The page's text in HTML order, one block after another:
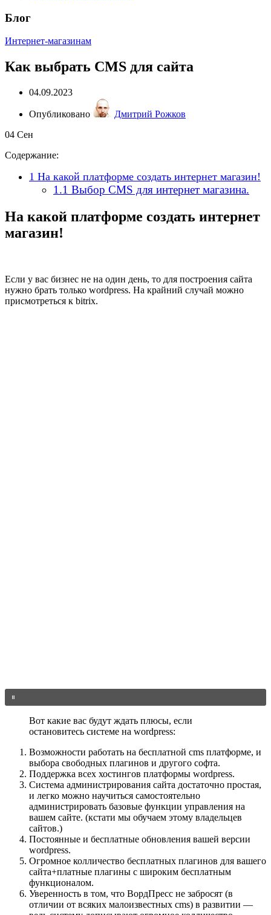
Блог
Интернет-магазинам
Как выбрать CMS для сайта
04.09.2023
Опубликовано
Дмитрий Рожков
04 Сен
Содержание:
1 На какой платформе создать интернет магазин!
1.1 Выбор CMS для интернет магазина.
На какой платформе создать интернет
магазин!
Если у вас бизнес не на один день, то для построения сайта
нужно брать только wordpress. На крайний случай можно
присмотреться к bitrix.
Вот какие вас будут ждать плюсы, если
остановитесь системе на wordpress:
Возможности работать на бесплатной cms платформе, и
выбора свободных плагинов и другого софта.
Поддержка всех хостингов платформы wordpress.
Система администрирования сайта достаточно простая,
и легко можно научиться самостоятельно
администрировать базовые функции управления на
вашем сайте. (кстати мы обучаем этому владельцев
сайтов.)
Постоянные и бесплатные обновления вашей версии
wordpress.
Огромное колличество бесплатных плагинов для вашего
сайта+платные плагины с широким бесплатным
функционалом.
Уверенность в том, что ВордПресс не забросят (в
отличии от всяких малоизвестных cms) в развитии —